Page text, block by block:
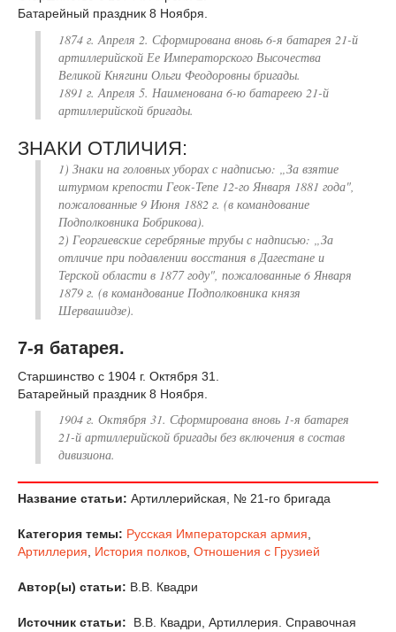
Батарейный праздник 8 Ноября.
1874 г. Апреля 2. Сформирована вновь 6-я батарея 21-й
артиллерийской Ее Императорского Высочества
Великой Княгини Ольги Феодоровны бригады.
1891 г. Апреля 5. Наименована 6-ю батареею 21-й
артиллерийской бригады.
ЗНАКИ ОТЛИЧИЯ:
1) Знаки на головных уборах с надписью: „За взятие
штурмом крепости Геок-Тепе 12-го Января 1881 года",
пожалованные 9 Июня 1882 г. (в командование
Подполковника Бобрикова).
2) Георгиевские серебряные трубы с надписью: „За
отличие при подавлении восстания в Дагестане и
Терской области в 1877 году", пожалованные 6 Января
1879 г. (в командование Подполковника князя
Шервашидзе).
7-я батарея.
Старшинство с 1904 г. Октября 31.
Батарейный праздник 8 Ноября.
1904 г. Октября 31. Сформирована вновь 1-я батарея
21-й артиллерийской бригады без включения в состав
дивизиона.
Название статьи: Артиллерийская, № 21-го бригада
Категория темы: Русская Императорская армия,
Артиллерия, История полков, Отношения с Грузией
Автор(ы) статьи: В.В. Квадри
Источник статьи: В.В. Квадри, Артиллерия. Справочная